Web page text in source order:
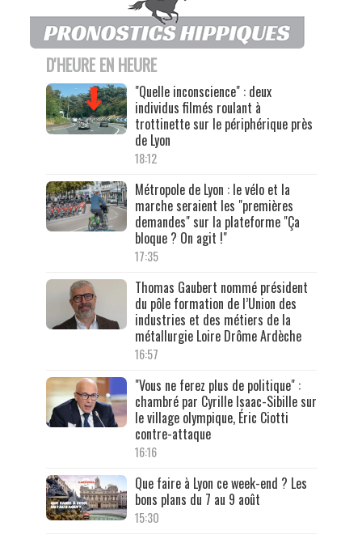
D'HEURE EN HEURE
"Quelle inconscience" : deux
individus filmés roulant à
trottinette sur le périphérique près
de Lyon
18:12
Métropole de Lyon : le vélo et la
marche seraient les "premières
demandes" sur la plateforme "Ça
bloque ? On agit !"
17:35
Thomas Gaubert nommé président
du pôle formation de l’Union des
industries et des métiers de la
métallurgie Loire Drôme Ardèche
16:57
"Vous ne ferez plus de politique" :
chambré par Cyrille Isaac-Sibille sur
le village olympique, Éric Ciotti
contre-attaque
16:16
Que faire à Lyon ce week-end ? Les
bons plans du 7 au 9 août
15:30